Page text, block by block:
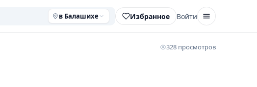
в Балашихе Избранное Войти
328 просмотров